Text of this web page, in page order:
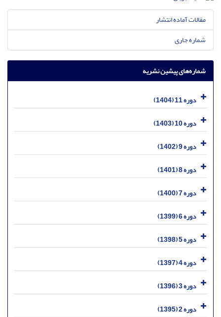
مقالات آماده انتشار
شماره جاری
شماره‌های پیشین نشریه
دوره 11 (1404)
دوره 10 (1403)
دوره 9 (1402)
دوره 8 (1401)
دوره 7 (1400)
دوره 6 (1399)
دوره 5 (1398)
دوره 4 (1397)
دوره 3 (1396)
دوره 2 (1395)